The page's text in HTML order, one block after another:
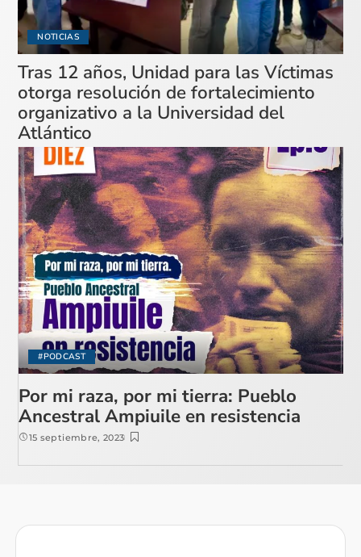
NOTICIAS
Tras 12 años, Unidad para las Víctimas
otorga resolución de fortalecimiento
organizativo a la Universidad del
Atlántico
#PODCAST
Por mi raza, por mi tierra: Pueblo
Ancestral Ampiuile en resistencia
15 septiembre, 2023